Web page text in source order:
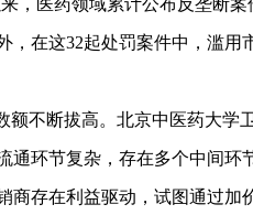
，医药领域累计公布反垄断案
，在这32起处罚案件中，滥用
额不断拔高。北京中医药大学
通环节复杂，存在多个中间环
商存在利益驱动，试图通过加